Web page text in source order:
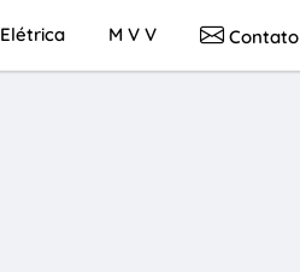
Elétrica M V V Contato